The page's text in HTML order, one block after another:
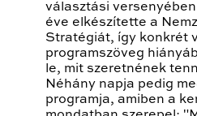
választási
éve elkészítette a
Stratégiát, így konkrét
programszöveg
le, mit szeretnének
Néhány napja pedig
programja, amiben a